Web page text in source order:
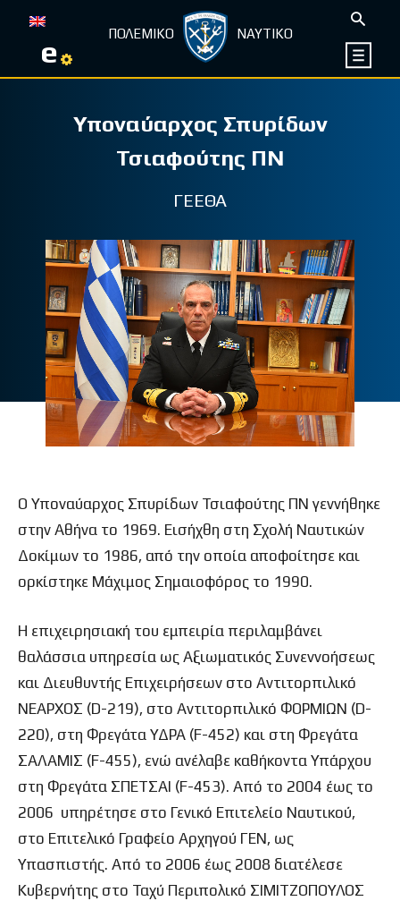
e ΠΟΛΕΜΙΚΟ ΝΑΥΤΙΚΟ
Υποναύαρχος Σπυρίδων
Τσιαφούτης ΠΝ
ΓΕΕΘΑ
Ο Υποναύαρχος Σπυρίδων Τσιαφούτης ΠΝ γεννήθηκε
στην Αθήνα το 1969. Εισήχθη στη Σχολή Ναυτικών
Δοκίμων το 1986, από την οποία αποφοίτησε και
ορκίστηκε Μάχιμος Σημαιοφόρος το 1990.
Η επιχειρησιακή του εμπειρία περιλαμβάνει
θαλάσσια υπηρεσία ως Αξιωματικός Συνεννοήσεως
και Διευθυντής Επιχειρήσεων στο Αντιτορπιλικό
ΝΕΑΡΧΟΣ (D-219), στο Αντιτορπιλικό ΦΟΡΜΙΩΝ (D-
220), στη Φρεγάτα ΥΔΡΑ (F-452) και στη Φρεγάτα
ΣΑΛΑΜΙΣ (F-455), ενώ ανέλαβε καθήκοντα Υπάρχου
στη Φρεγάτα ΣΠΕΤΣΑΙ (F-453). Από το 2004 έως το
2006 υπηρέτησε στο Γενικό Επιτελείο Ναυτικού,
στο Επιτελικό Γραφείο Αρχηγού ΓΕΝ, ως
Υπασπιστής. Από το 2006 έως 2008 διατέλεσε
Κυβερνήτης στο Ταχύ Περιπολικό ΣΙΜΙΤΖΟΠΟΥΛΟΣ